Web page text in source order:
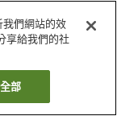
德羅克福德飯店
我們網站的效
享給我們的社
部